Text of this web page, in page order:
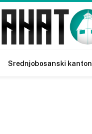
Srednjobosanski kanton